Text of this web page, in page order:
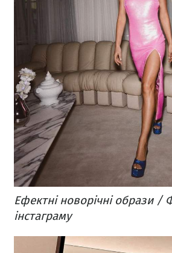
Ефектні новорічні образи /
інстаграму